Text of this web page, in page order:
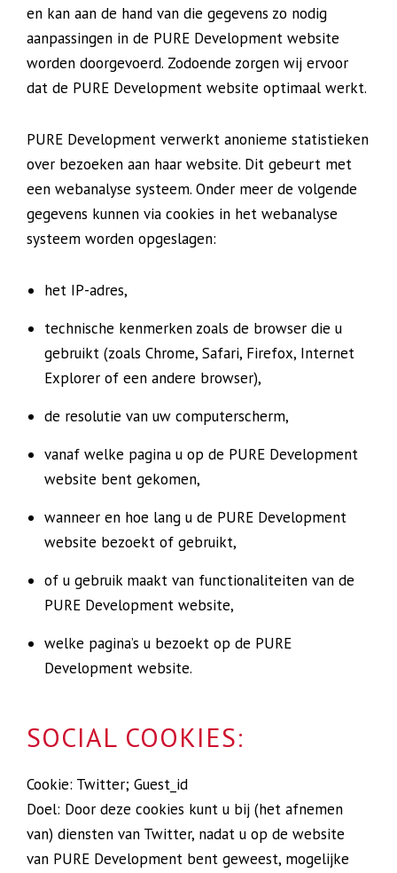
en kan aan de hand van die gegevens zo nodig
aanpassingen in de PURE Development website
worden doorgevoerd. Zodoende zorgen wij ervoor
dat de PURE Development website optimaal werkt.
PURE Development verwerkt anonieme statistieken
over bezoeken aan haar website. Dit gebeurt met
een webanalyse systeem. Onder meer de volgende
gegevens kunnen via cookies in het webanalyse
systeem worden opgeslagen:
het IP-adres,
technische kenmerken zoals de browser die u
gebruikt (zoals Chrome, Safari, Firefox, Internet
Explorer of een andere browser),
de resolutie van uw computerscherm,
vanaf welke pagina u op de PURE Development
website bent gekomen,
wanneer en hoe lang u de PURE Development
website bezoekt of gebruikt,
of u gebruik maakt van functionaliteiten van de
PURE Development website,
welke pagina’s u bezoekt op de PURE
Development website.
SOCIAL COOKIES:
Cookie: Twitter; Guest_id
Doel: Door deze cookies kunt u bij (het afnemen
van) diensten van Twitter, nadat u op de website
van PURE Development bent geweest, mogelijke